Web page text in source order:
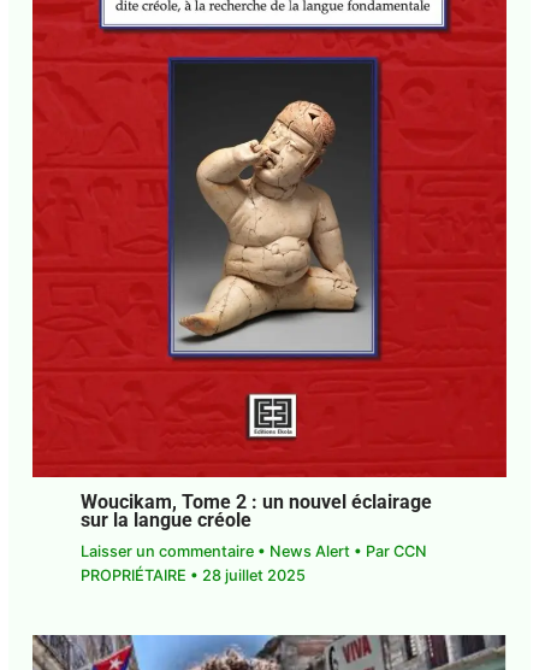
Woucikam, Tome 2 : un nouvel éclairage
sur la langue créole
Laisser un commentaire • News Alert• Par CCN
PROPRIÉTAIRE • 28 juillet 2025